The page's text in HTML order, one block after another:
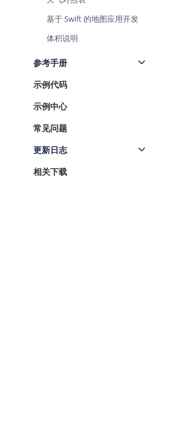
基于 Swift 的地图应用开发
体积说明
参考手册
示例代码
示例中心
常见问题
更新日志
相关下载